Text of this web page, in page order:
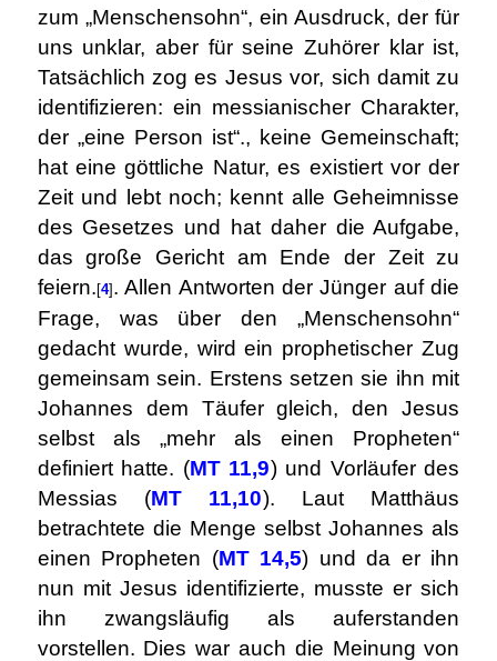
zum „Menschensohn“, ein Ausdruck, der für
uns unklar, aber für seine Zuhörer klar ist,
Tatsächlich zog es Jesus vor, sich damit zu
identifizieren: ein messianischer Charakter,
der „eine Person ist“., keine Gemeinschaft;
hat eine göttliche Natur, es existiert vor der
Zeit und lebt noch; kennt alle Geheimnisse
des Gesetzes und hat daher die Aufgabe,
das große Gericht am Ende der Zeit zu
feiern.[4]. Allen Antworten der Jünger auf die
Frage, was über den „Menschensohn“
gedacht wurde, wird ein prophetischer Zug
gemeinsam sein. Erstens setzen sie ihn mit
Johannes dem Täufer gleich, den Jesus
selbst als „mehr als einen Propheten“
definiert hatte. (MT 11,9) und Vorläufer des
Messias (MT 11,10). Laut Matthäus
betrachtete die Menge selbst Johannes als
einen Propheten (MT 14,5) und da er ihn
nun mit Jesus identifizierte, musste er sich
ihn zwangsläufig als auferstanden
vorstellen. Dies war auch die Meinung von